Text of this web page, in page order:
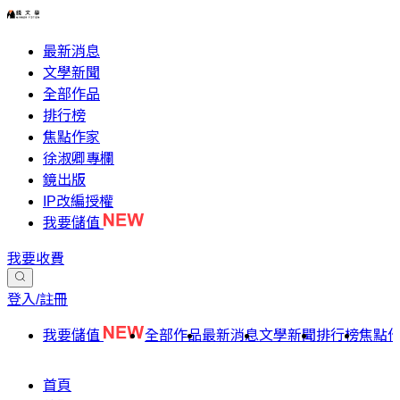
最新消息
文學新聞
全部作品
排行榜
焦點作家
徐淑卿專欄
鏡出版
IP改編授權
我要儲值
我要收費
登入/註冊
我要儲值 全部作品最新消息文學新聞排行榜焦點
首頁